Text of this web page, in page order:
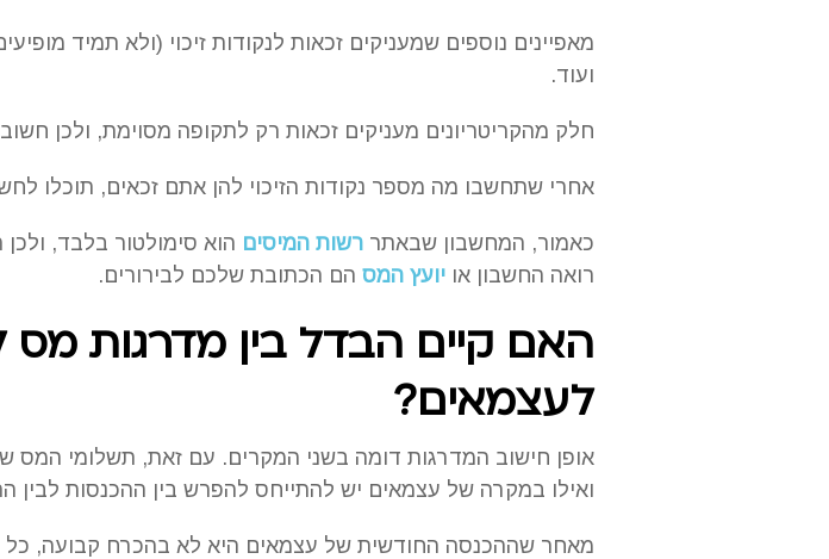
מאפיינים נוספים שמעניקים זכאות לנקודות זיכוי (ולא תמיד
ועוד.
חלק מהקריטריונים מעניקים זכאות רק לתקופה מסוימת, ולכן
אחרי שתחשבו מה מספר נקודות הזיכוי להן אתם זכאים, תוכלו
כאמור, המחשבון שבאתר רשות המיסים הוא סימולטור בלבד,
רואה החשבון או יועץ המס הם הכתובת שלכם לבירורים.
האם קיים הבדל בין מדרגות מס
לעצמאים?
אופן חישוב המדרגות דומה בשני המקרים. עם זאת, תשלומי המס
ואילו במקרה של עצמאים יש להתייחס להפרש בין ההכנסות לבין
מאחר שההכנסה החודשית של עצמאים היא לא בהכרח קבועה, כל